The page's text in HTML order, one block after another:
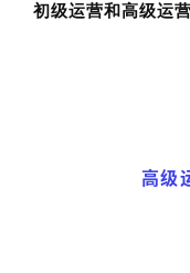
初级运营和高级运
高级